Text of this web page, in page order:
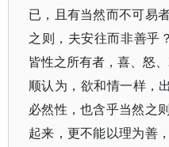
已，且有当然而不可易
之则，夫安往而非善
皆性之所有者，喜、怒
顺认为，欲和情一样，
必然性，也含乎当然之
起来，更不能以理为善